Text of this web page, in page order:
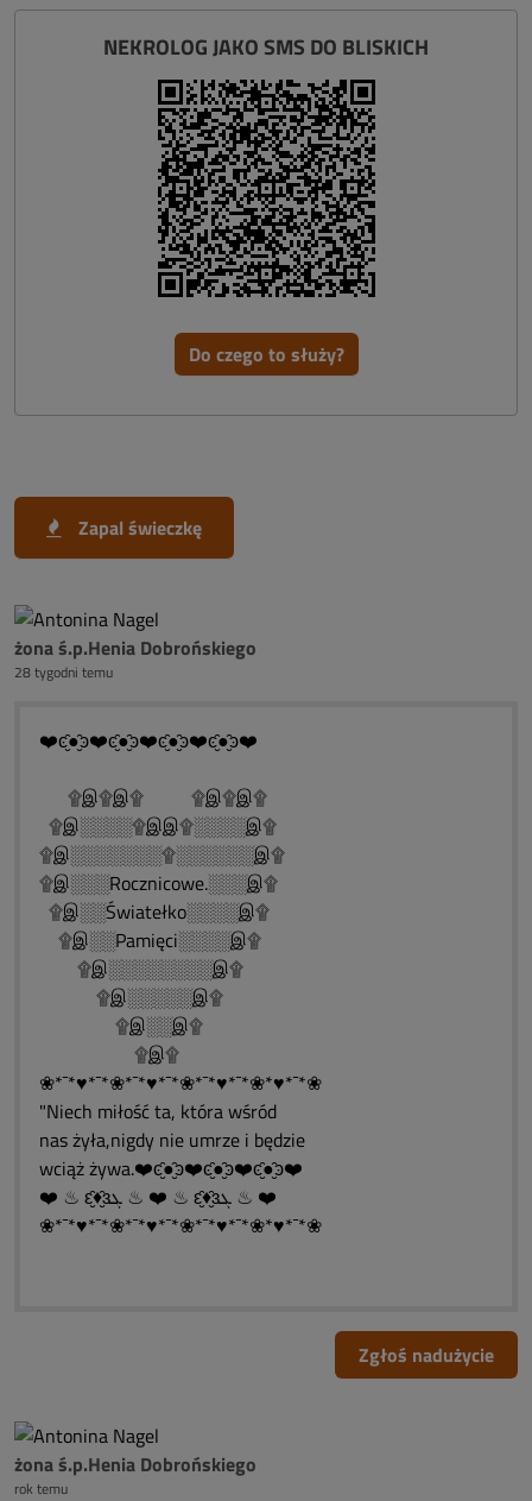
NEKROLOG JAKO SMS DO BLISKICH
Do czego to służy?
Zapal świeczkę
żona ś.p.Henia Dobrońskiego
28 tygodni temu
❤️ͼ̮̑●̮̑ͽ❤️ͼ̮̑●̮̑ͽ❤️ͼ̮̑●̮̑ͽ❤️ͼ̮̑●̮̑ͽ❤️
۩இ۩இ۩ ۩இ۩இ۩
۩இ░░░░۩இஇ۩░░░░இ۩
۩இ░░░░░░░۩░░░░░░இ۩
۩இ░░░Rocznicowe.░░░இ۩
۩இ░░Światełko░░░░இ۩
۩இ░░Pamięci░░░░இ۩
۩இ░░░░░░░░இ۩
۩இ░░░░░இ۩
۩இ░░இ۩
۩இ۩
❀*¯*♥*¯*❀*¯*♥*¯*❀*¯*♥*¯*❀*♥*¯*❀
"Niech miłość ta, która wśród
nas żyła,nigdy nie umrze i będzie
wciąż żywa.❤️ͼ̮̑●̮̑ͽ❤️ͼ̮̑●̮̑ͽ❤️ͼ̮̑●̮̑ͽ❤️
❤️ ♨ ԑ̮̑♦̮̑ɜܓ ♨ ❤️ ♨ ԑ̮̑♦̮̑ɜܓ ♨ ❤️
❀*¯*♥*¯*❀*¯*♥*¯*❀*¯*♥*¯*❀*♥*¯*❀
Zgłoś nadużycie
żona ś.p.Henia Dobrońskiego
rok temu